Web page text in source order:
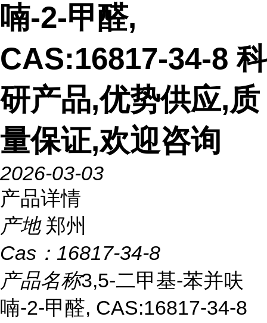
喃-2-甲醛,
CAS:16817-34-8 科
研产品,优势供应,质
量保证,欢迎咨询
2026-03-03
产品详情
产地 郑州
Cas： 16817-34-8
产品名称3,5-二甲基-苯并呋
喃-2-甲醛, CAS:16817-34-8